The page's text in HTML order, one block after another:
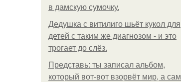
в дамскую сумочку.
Дедушка с витилиго шьёт кукол для
детей с таким же диагнозом - и это
трогает до слёз.
Представь: ты записал альбом,
который вот-вот взорвёт мир, а сам